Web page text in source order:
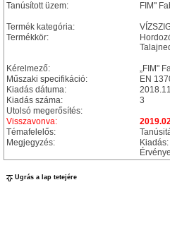
Tanúsított üzem:
FIM"
Termék kategória:
Termékkör:
Kérelmező:
„FIM"
Műszaki specifikáció:
EN
Kiadás dátuma:
Kiadás száma:
3
Utolsó megerősítés:
Visszavonva:
Témafelelős:
Megjegyzés:
Ugrás a lap tetejére